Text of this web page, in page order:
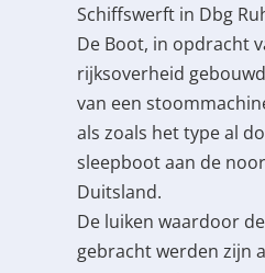
Schiffswerft in Dbg
De Boot, in opdracht
rijksoverheid
van een
als zoals het type al
sleepboot aan de
Duitsland.
De luiken waardoor
gebracht werden zijn